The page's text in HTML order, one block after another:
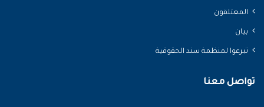
المعتلقون
بيان
تبرعوا لمنظمة سند الحقوقية
تواصل معنا